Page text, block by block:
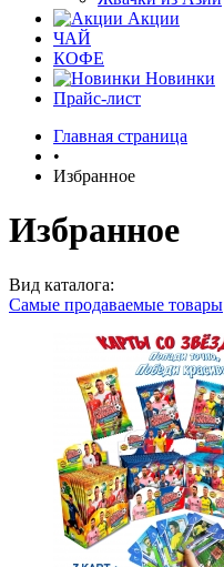
Акции
ЧАЙ
КОФЕ
Новинки
Прайс-лист
Главная страница
•
Избранное
Избранное
Вид каталога:
Самые продаваемые товары